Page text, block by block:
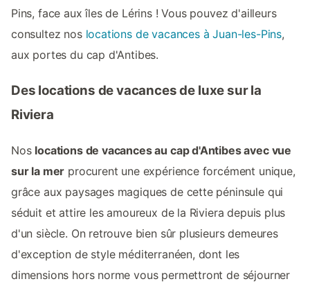
Pins, face aux îles de Lérins ! Vous pouvez d'ailleurs
consultez nos locations de vacances à Juan-les-Pins,
aux portes du cap d'Antibes.
Des locations de vacances de luxe sur la
Riviera
Nos locations de vacances au cap d'Antibes avec vue
sur la mer procurent une expérience forcément unique,
grâce aux paysages magiques de cette péninsule qui
séduit et attire les amoureux de la Riviera depuis plus
d'un siècle. On retrouve bien sûr plusieurs demeures
d'exception de style méditerranéen, dont les
dimensions hors norme vous permettront de séjourner